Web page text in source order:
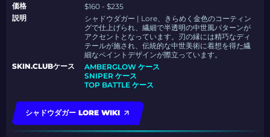
価格
$160 - $235
説明
シャドウダガー | Lore、きらめく金色のコーティン
グで仕上げられ、繊細で半透明の中世風パターンが
アクセントとなっています。刃の縁には精巧なディ
テールが施され、伝統的な中世美術に着想を得た繊
細なペイントデザインが際立っています。
SKIN.CLUBケース
AMBERGLOW ケース
SNIPER ケース
TOP BATTLE ケース
シャドウダガー LORE WIKI